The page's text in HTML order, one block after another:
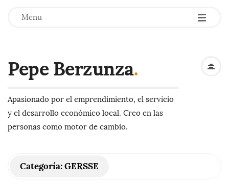
Menu -
-
-
Pepe Berzunza.
Apasionado por el emprendimiento, el servicio
y el desarrollo económico local. Creo en las
personas como motor de cambio.
Categoría:GERSSE